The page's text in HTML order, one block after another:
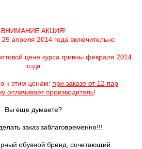
ВНИМАНИЕ АКЦИЯ!
апреля 2014 года включительно
цене курса гривны февраля 2014
года
к этим ценам: при заказе от 12 пар
оплачивает производитель!
Вы еще думаете?
заказ заблаговременно!!!
обувной бренд, сочетающий